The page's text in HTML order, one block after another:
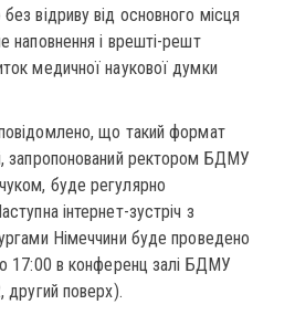
відриву від основного місця
наповнення і врешті-решт
медичної наукової думки
що такий формат
запропонований ректором БДМУ
буде регулярно
інтернет-зустріч з
Німеччини буде проведено
17:00 в конференц залі БДМУ
другий поверх).